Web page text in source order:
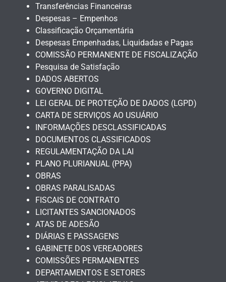
Transferências Financeiras
Despesas – Empenhos
Classificação Orçamentária
Despesas Empenhadas, Liquidadas e Pagas
COMISSÃO PERMANENTE DE FISCALIZAÇÃO
Pesquisa de Satisfação
DADOS ABERTOS
GOVERNO DIGITAL
LEI GERAL DE PROTEÇÃO DE DADOS (LGPD)
CARTA DE SERVIÇOS AO USUÁRIO
INFORMAÇÕES DESCLASSIFICADAS
DOCUMENTOS CLASSIFICADOS
REGULAMENTAÇÃO DA LAI
PLANO PLURIANUAL (PPA)
OBRAS
OBRAS PARALISADAS
FISCAIS DE CONTRATO
LICITANTES SANCIONADOS
ATAS DE ADESÃO
DIÁRIAS E PASSAGENS
GABINETE DOS VEREADORES
COMISSÕES PERMANENTES
DEPARTAMENTOS E SETORES